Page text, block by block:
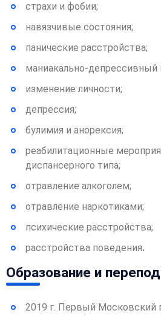
страхи и фобии;
навязчивые состояния;
панические расстройства;
маниакально-депрессивный
изменение личности;
депрессия;
булимия и анорексия;
реабилитационные
диспансерного типа;
отравление алкоголем;
отравление наркотиками;
психические расстройства;
расстройства поведения.
Образование и
2019 г. Первый Московский